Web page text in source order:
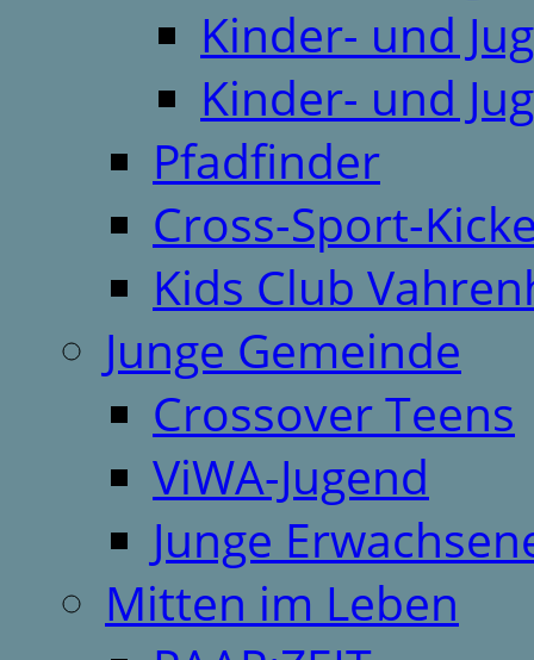
Kinder- und
Kinder- und
Pfadfinder
Cross-Sport-
Kids Club
Junge Gemeinde
Crossover Teens
ViWA-Jugend
Junge
Mitten im Leben